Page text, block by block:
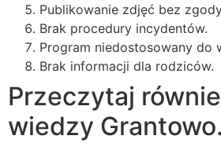
Publikowanie zdjęć bez
Brak procedury incydentów.
Program niedostosowany do
Brak informacji dla rodziców.
Przeczytaj
wiedzy